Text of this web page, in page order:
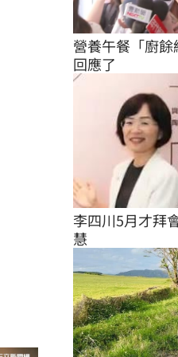
營養午餐「廚
回應了
李四川5月才拜
慧